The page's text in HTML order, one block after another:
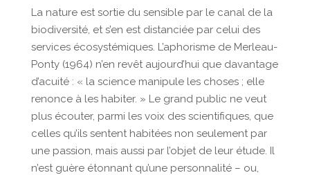
La nature est sortie du sensible par le canal de la
biodiversité, et s’en est distanciée par celui des
services écosystémiques. L’aphorisme de Merleau-
Ponty (1964) n’en revêt aujourd’hui que davantage
d’acuité : « la science manipule les choses ; elle
renonce à les habiter. » Le grand public ne veut
plus écouter, parmi les voix des scientifiques, que
celles qu’ils sentent habitées non seulement par
une passion, mais aussi par l’objet de leur étude. Il
n’est guère étonnant qu’une personnalité – ou,